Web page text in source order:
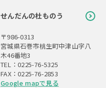
せんだんの杜ものう
〒986-0313
宮城県石巻市桃生町中津山字八
木46番地3
TEL：0225-76-5325
FAX：0225-76-2853
Google mapで見る